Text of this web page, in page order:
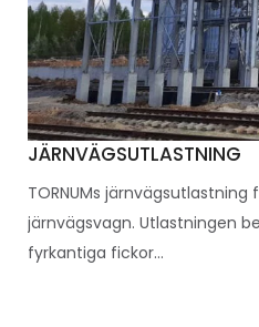
JÄRNVÄGSUTLASTNING
TORNUMs
järnvägsvagn. Utlastningen
fyrkantiga fickor...